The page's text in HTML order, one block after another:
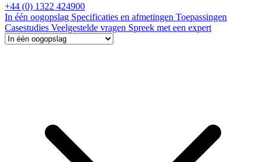
+44 (0) 1322 424900
In één oogopslag Specificaties en afmetingen Toepassingen
Casestudies Veelgestelde vragen Spreek met een expert